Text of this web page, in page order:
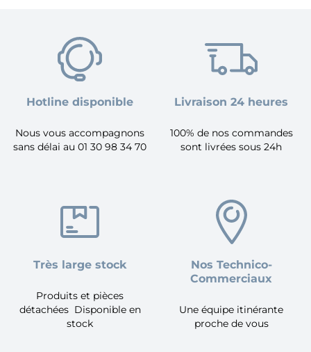
Hotline disponible
Nous vous accompagnons
sans délai au 01 30 98 34 70
Livraison 24 heures
100% de nos commandes
sont livrées sous 24h
Très large stock
Produits et pièces
détachées Disponible en
stock
Nos Technico-
Commerciaux
Une équipe itinérante
proche de vous